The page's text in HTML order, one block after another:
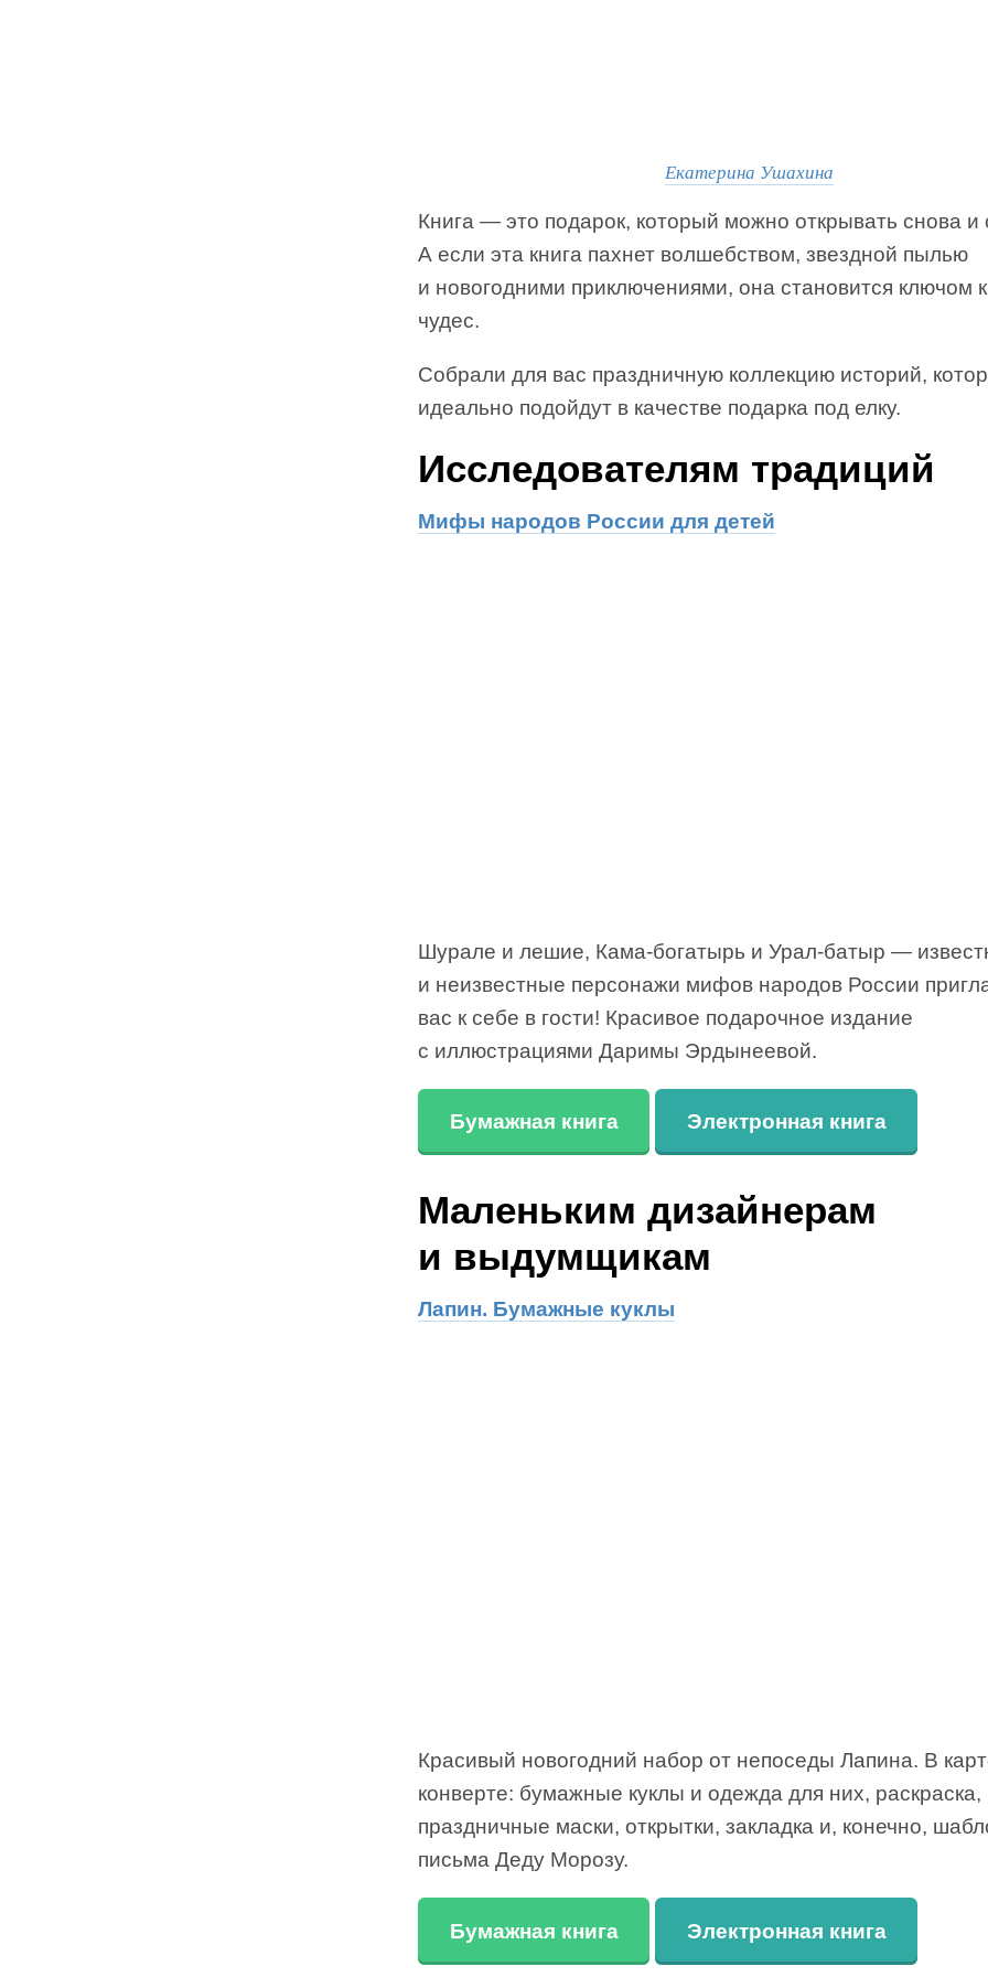
Екатерина Ушахина
Книга — это подарок, который можно открывать снова и
А если эта книга пахнет волшебством, звездной пылью
и новогодними приключениями, она становится ключом
чудес.
Собрали для вас праздничную коллекцию историй,
идеально подойдут в качестве подарка под елку.
Исследователям традиций
Мифы народов России для детей
Шурале и лешие, Кама-богатырь и Урал-батыр ―
и неизвестные персонажи мифов народов России
вас к себе в гости! Красивое подарочное издание
с иллюстрациями Даримы Эрдынеевой.
Бумажная книга Электронная книга
Маленьким дизайнерам
и выдумщикам
Лапин. Бумажные куклы
Красивый новогодний набор от непоседы Лапина. В
конверте: бумажные куклы и одежда для них, раскраска,
праздничные маски, открытки, закладка и, конечно,
письма Деду Морозу.
Бумажная книга Электронная книга